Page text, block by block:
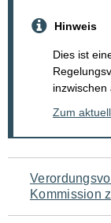
Hinweis
Dies ist
inzwischen
Zum
fürKommission